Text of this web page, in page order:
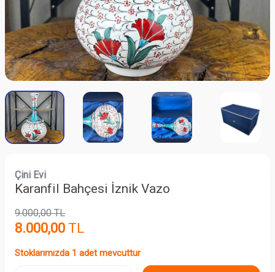
Çini Evi
Karanfil Bahçesi İznik Vazo
9.000,00TL
8.000,00 TL
Stoklarımızda 1 adet mevcuttur